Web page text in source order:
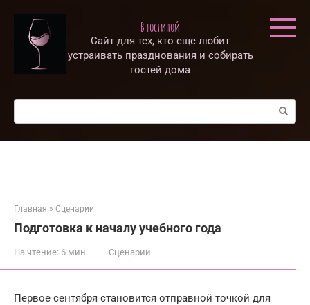
контенту
В гостиной
Сайт для тех, кто еще любит
устраивать празднования и собирать
гостей дома
Поиск:
Главная » Сценарии
Подготовка к началу учебного года
На чтение: 6 мин Сценарии
Первое сентября становится отправной точкой для